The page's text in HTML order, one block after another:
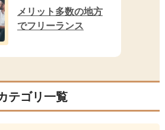
メリット多数の地方
でフリーランス
テゴリ一覧